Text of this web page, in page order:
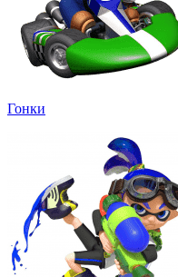
Гонки